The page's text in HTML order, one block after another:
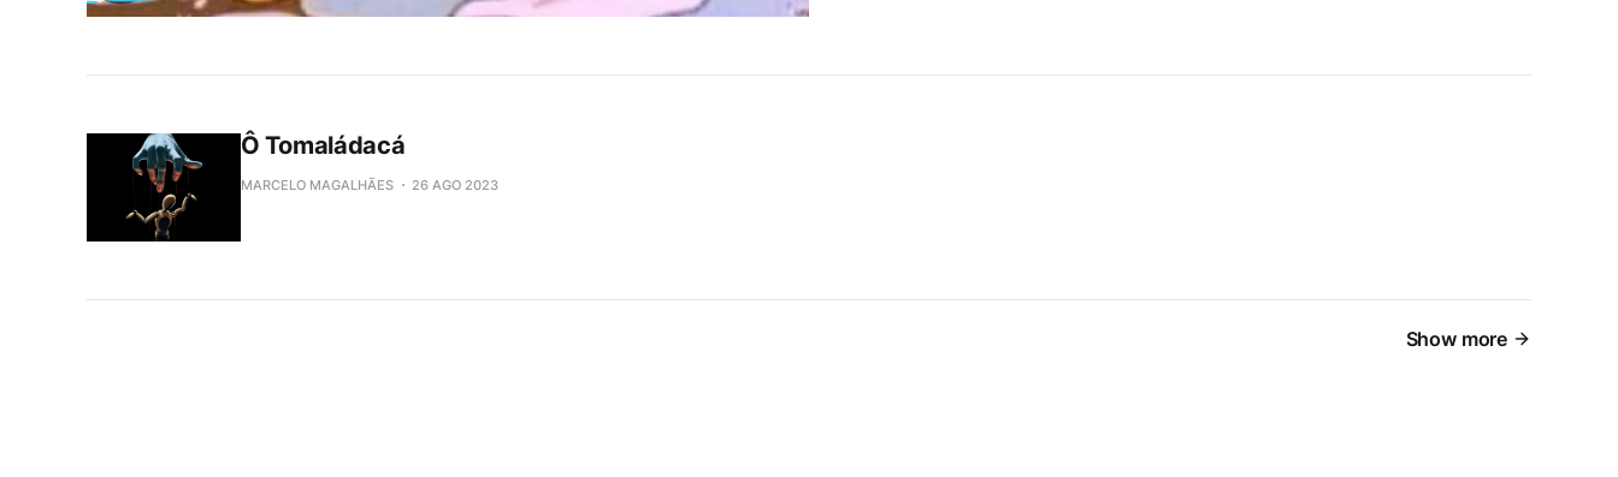
Ô Tomaládacá
MARCELO MAGALHÃES 26 AGO 2023
Show more